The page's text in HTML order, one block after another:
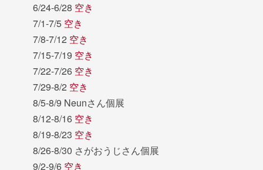
6/24-6/28 空き
7/1-7/5 空き
7/8-7/12 空き
7/15-7/19 空き
7/22-7/26 空き
7/29-8/2 空き
8/5-8/9 Neunさん個展
8/12-8/16 空き
8/19-8/23 空き
8/26-8/30 さがおうじさん個展
9/2-9/6 空き